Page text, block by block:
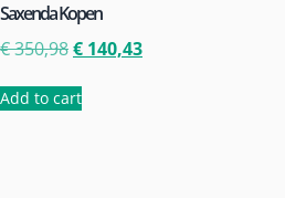
Saxenda Kopen
€350,98€ 140,43
Add to cart